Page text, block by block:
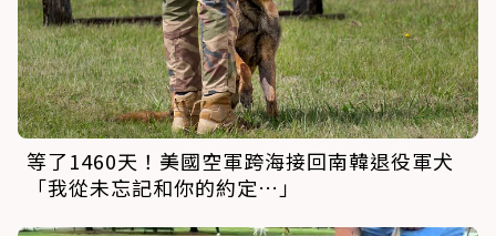
等了1460天！美國空軍跨海接回南韓退役軍犬
「我從未忘記和你的約定…」